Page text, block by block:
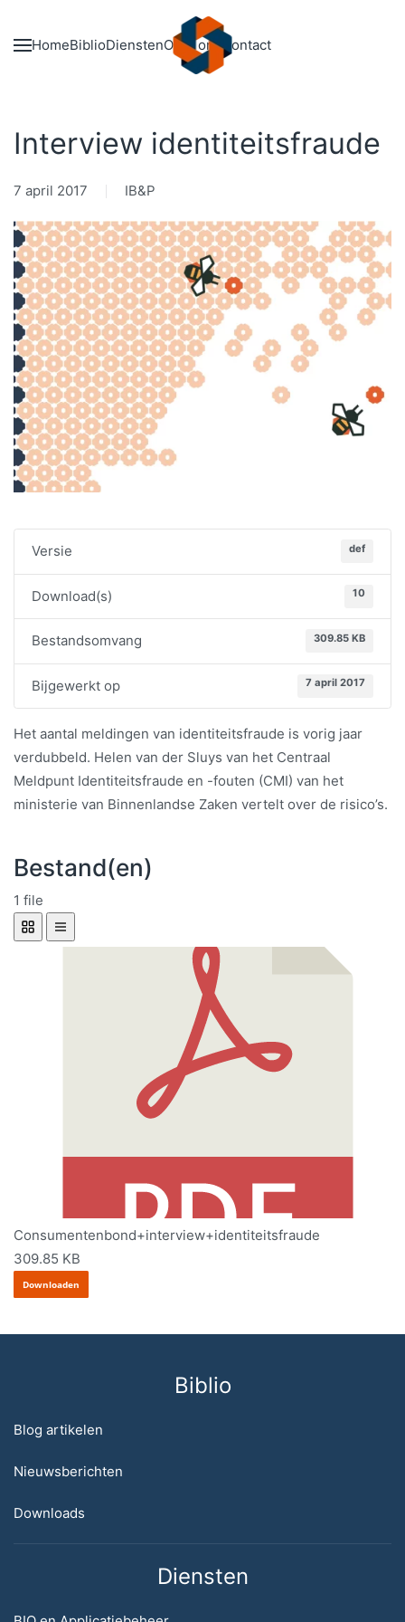
Skip to main content
HomeBiblioDienstenOver onsContact
Interview identiteitsfraude
7 april 2017 IB&P
Versie def
Download(s) 10
Bestandsomvang 309.85 KB
Bijgewerkt op 7 april 2017
Het aantal meldingen van identiteitsfraude is vorig jaar
verdubbeld. Helen van der Sluys van het Centraal
Meldpunt Identiteitsfraude en -fouten (CMI) van het
ministerie van Binnenlandse Zaken vertelt over de risico’s.
Bestand(en)
1 file
Consumentenbond+interview+identiteitsfraude
309.85 KB
Downloaden
Biblio
Blog artikelen
Nieuwsberichten
Downloads
Diensten